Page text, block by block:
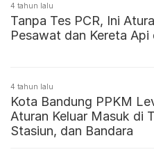
4 tahun lalu
Tanpa Tes PCR, Ini
Pesawat dan Kereta Api
4 tahun lalu
Kota Bandung PPKM
Aturan Keluar Masuk di
Stasiun, dan Bandara